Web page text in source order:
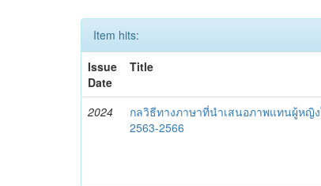
Item hits:
Issue
Date
Title
2024
กลวิธีทางภาษาที่นำเสนอภาพแทนผู้หญิ
2563-2566